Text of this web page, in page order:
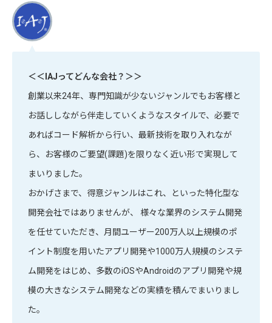
＜＜IAJってどんな会社？＞＞
創業以来24年、専門知識が少ないジャンルでもお客様と
お話ししながら伴走していくようなスタイルで、必要で
あればコード解析から行い、最新技術を取り入れなが
ら、お客様のご要望(課題)を限りなく近い形で実現して
まいりました。
おかげさまで、得意ジャンルはこれ、といった特化型な
開発会社ではありませんが、 様々な業界のシステム開発
を任せていただき、月間ユーザー200万人以上規模のポ
イント制度を用いたアプリ開発や1000万人規模のシステ
ム開発をはじめ、多数のiOSやAndroidのアプリ開発や規
模の大きなシステム開発などの実績を積んでまいりまし
た。